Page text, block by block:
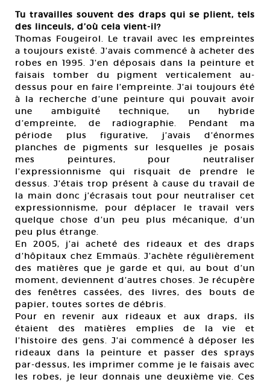
Tu travailles souvent des draps qui se plient, tels
des linceuls, d’où cela vient-il?
Thomas Fougeirol. Le travail avec les empreintes
a toujours existé. J’avais commencé à acheter des
robes en 1995. J’en déposais dans la peinture et
faisais tomber du pigment verticalement au-
dessus pour en faire l’empreinte. J’ai toujours été
à la recherche d’une peinture qui pouvait avoir
une ambiguïté technique, un hybride
d’empreinte, de radiographie. Pendant ma
période plus figurative, j’avais d’énormes
planches de pigments sur lesquelles je posais
mes peintures, pour neutraliser
l’expressionnisme qui risquait de prendre le
dessus. J’étais trop présent à cause du travail de
la main donc j’écrasais tout pour neutraliser cet
expressionnisme, pour déplacer le travail vers
quelque chose d’un peu plus mécanique, d’un
peu plus étrange.
En 2005, j’ai acheté des rideaux et des draps
d’hôpitaux chez Emmaüs. J’achète régulièrement
des matières que je garde et qui, au bout d’un
moment, deviennent d’autres choses. Je récupère
des fenêtres cassées, des livres, des bouts de
papier, toutes sortes de débris.
Pour en revenir aux rideaux et aux draps, ils
étaient des matières emplies de la vie et
l’histoire des gens. J’ai commencé à déposer les
rideaux dans la peinture et passer des sprays
par-dessus, les imprimer comme je le faisais avec
les robes, je leur donnais une deuxième vie. Ces